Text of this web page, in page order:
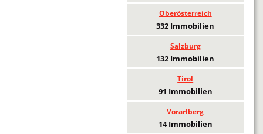
Oberösterreich
332 Immobilien
Salzburg
132 Immobilien
Tirol
91 Immobilien
Vorarlberg
14 Immobilien